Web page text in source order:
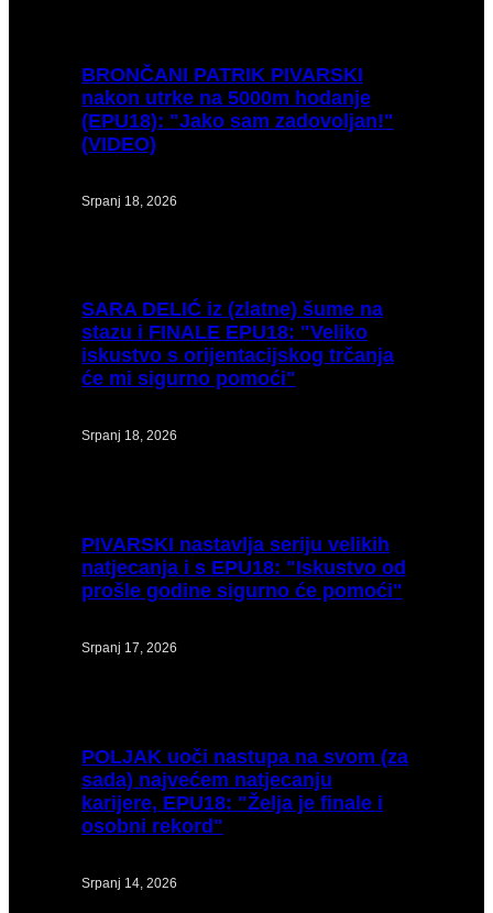
BRONČANI PATRIK PIVARSKI
nakon utrke na 5000m hodanje
(EPU18): "Jako sam zadovoljan!"
(VIDEO)
Srpanj 18, 2026
SARADELIĆ iz (zlatne) šume na
stazu i FINALE EPU18: "Veliko
iskustvo s orijentacijskog trčanja
će mi sigurno pomoći"
Srpanj 18, 2026
PIVARSKI nastavlja seriju velikih
natjecanja i s EPU18: "Iskustvo od
prošle godine sigurno će pomoći"
Srpanj 17, 2026
POLJAK uoči nastupa na svom (za
sada) najvećem natjecanju
karijere, EPU18: "Želja je finale i
osobni rekord"
Srpanj 14, 2026